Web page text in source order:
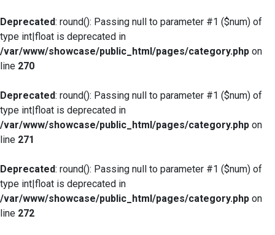
Deprecated: round(): Passing null to parameter #1 ($num) of
type int|float is deprecated in
/var/www/showcase/public_html/pages/category.php on
line 270
Deprecated: round(): Passing null to parameter #1 ($num) of
type int|float is deprecated in
/var/www/showcase/public_html/pages/category.php on
line 271
Deprecated: round(): Passing null to parameter #1 ($num) of
type int|float is deprecated in
/var/www/showcase/public_html/pages/category.php on
line 272